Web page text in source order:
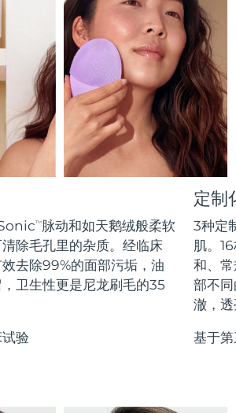
TM脉动和如天鹅绒般柔软
除毛孔里的杂质。经临床
去除99%的面部污垢，油
卫生性更是尼龙刷毛的35
验
定制
3种定
肌。
和、
部不
澈，
基于
护肤品
skincare
产品
aging treatments
护肤品
skincare
产品
treatments
产品
treatments
skincare
skincare
products
treatments
2 Pro Max
IPL hair removal device
2
hair removal
2 go
friendly IPL hair removal
Cooling Prep Gel
身体护理
2 body
body toning
4 body
body brush
serum
body serum
2 plus
acne LED therapy
2
treatment device
Blemish Solution
眼部护理
2 eyes & lips
line smoothing device
2
eye massager
护肤
derma
microdermabrasion .
remover
4 hair
1 LED scalp massager
light hairbrush
Teeth Whitening Set
LED + sonic device & 18% PAP gel
Teeth Whitening Gel
预计送达日期8/10/26
预计送达日期 8/14/26
预计送达日期 8/10/26
预计送达日期8/14/26
预计送达日期8/10/26
区 8/11/26
预计送达日期8/10/26
预计送达日期 8/11/26
8/8/26
8/10/26